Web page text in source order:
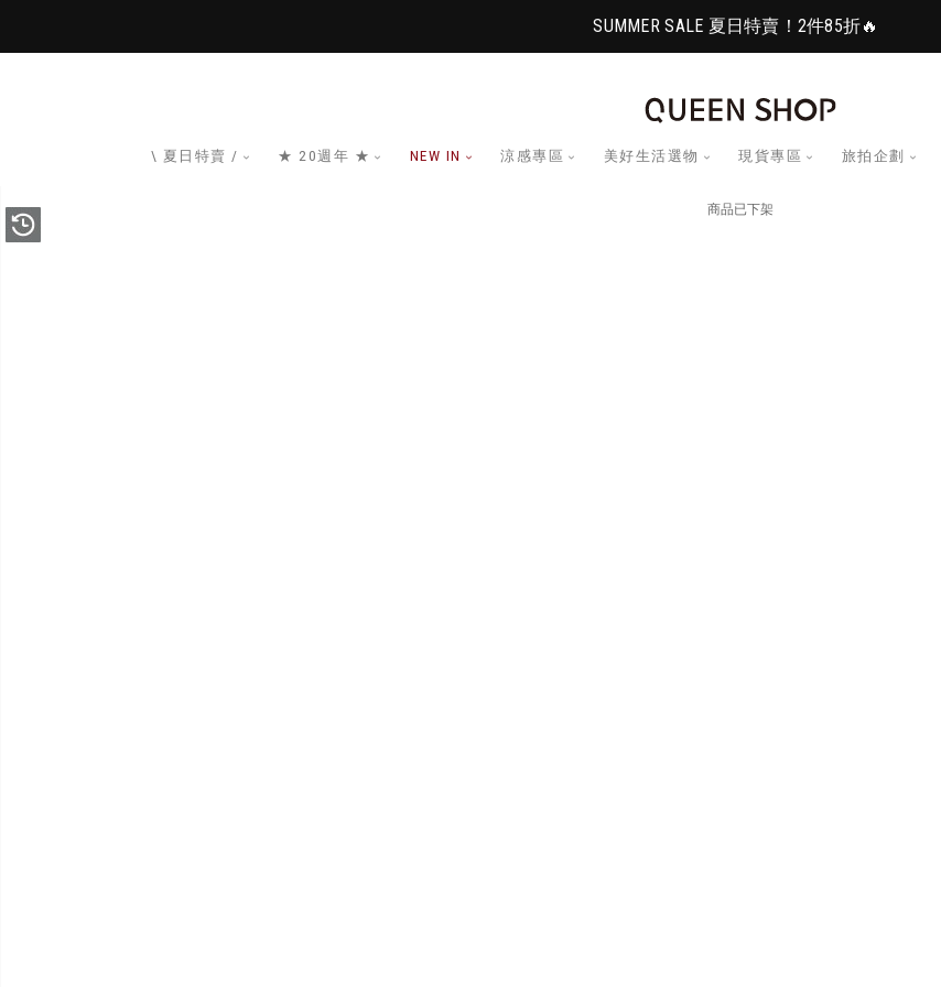
SUMMER SALE 夏日特賣！2件85折🔥
\ 夏日特賣 / ★ 20週年 ★ NEW IN 涼感專區 美好生活選物 現貨專區 旅拍企劃
商品已下架